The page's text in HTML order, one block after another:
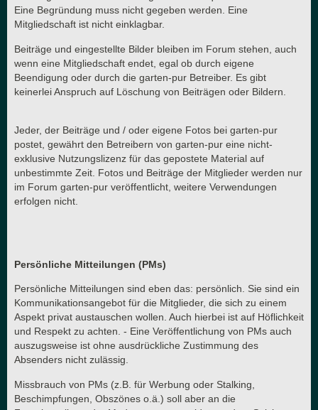
Eine Begründung muss nicht gegeben werden. Eine
Mitgliedschaft ist nicht einklagbar.
Beiträge und eingestellte Bilder bleiben im Forum stehen, auch
wenn eine Mitgliedschaft endet, egal ob durch eigene
Beendigung oder durch die garten-pur Betreiber. Es gibt
keinerlei Anspruch auf Löschung von Beiträgen oder Bildern.
Jeder, der Beiträge und / oder eigene Fotos bei garten-pur
postet, gewährt den Betreibern von garten-pur eine nicht-
exklusive Nutzungslizenz für das gepostete Material auf
unbestimmte Zeit. Fotos und Beiträge der Mitglieder werden nur
im Forum garten-pur veröffentlicht, weitere Verwendungen
erfolgen nicht.
Persönliche Mitteilungen (PMs)
Persönliche Mitteilungen sind eben das: persönlich. Sie sind ein
Kommunikationsangebot für die Mitglieder, die sich zu einem
Aspekt privat austauschen wollen. Auch hierbei ist auf Höflichkeit
und Respekt zu achten. - Eine Veröffentlichung von PMs auch
auszugsweise ist ohne ausdrückliche Zustimmung des
Absenders nicht zulässig.
Missbrauch von PMs (z.B. für Werbung oder Stalking,
Beschimpfungen, Obszönes o.ä.) soll aber an die